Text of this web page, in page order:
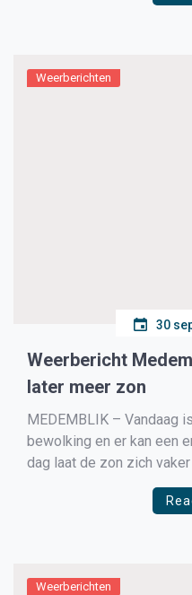
Weerberichten
30
Weerbericht
later meer zon
MEDEMBLIK – Vandaag
bewolking en er kan een
dag laat de zon zich
naar 18 graden en de
Weerberichten